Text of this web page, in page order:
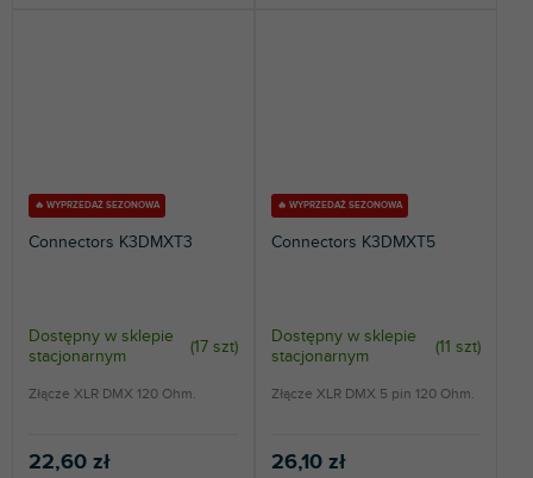
🔥 WYPRZEDAŻ SEZONOWA
Connectors K3DMXT3
Dostępny w sklepie
stacjonarnym
(17 szt)
22,60 zł
Złącze XLR DMX 120 Ohm.
🔥 WYPRZEDAŻ SEZONOWA
Connectors K3DMXT5
Dostępny w sklepie
stacjonarnym
(11 szt)
26,10 zł
Złącze XLR DMX 5 pin 120 Ohm.